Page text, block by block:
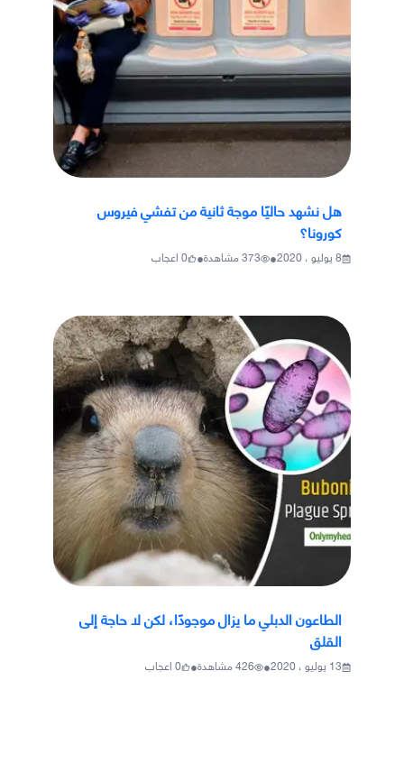
هل نشهد حاليًا موجة ثانية من تفشي فيروس
كورونا؟
8 يوليو ، 2020 •
373مشاهدة•
0اعجاب
الطاعون الدبلي ما يزال موجودًا، لكن لا حاجة إلى
القلق
13 يوليو ، 2020 •
426مشاهدة•
0اعجاب